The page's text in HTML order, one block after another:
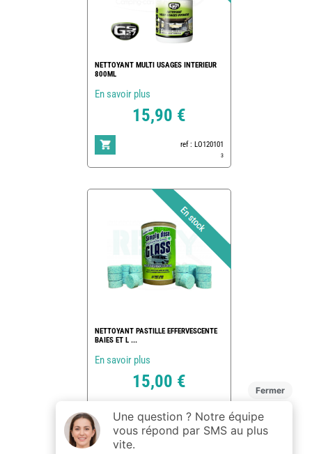
NETTOYANT MULTI USAGES INTERIEUR
800ML
En savoir plus
15,90 €
ref : LO120101
3
NETTOYANT PASTILLE EFFERVESCENTE
BAIES ET L ...
En savoir plus
15,00 €
ref : 172445
4